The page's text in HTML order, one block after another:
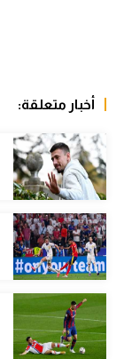
ركن الألعاب
أقسام خاصة
Gamers
ميركاتو
تحقيق في الجول
تقرير في الجول
تحليل في الجول
أخبار متعلقة: